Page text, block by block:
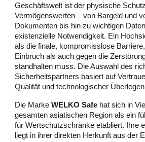
Geschäftswelt ist der physische
Vermögenswerten – von Bargeld und
Dokumenten bis hin zu wichtigen
existenzielle Notwendigkeit. Ein
als die finale, kompromisslose
Einbruch als auch gegen die
standhalten muss. Die Auswahl des
Sicherheitspartners basiert auf
Qualität und technologischer
Die MarkeWELKO Safe hat sich in
gesamten asiatischen Region als ein
für Wertschutzschränke etabliert. Ihre
liegt in ihrer direkten Herkunft aus der